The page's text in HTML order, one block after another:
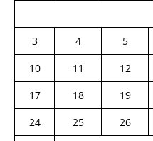
3
4 5
10
11 12
17
18 19
24
25 26